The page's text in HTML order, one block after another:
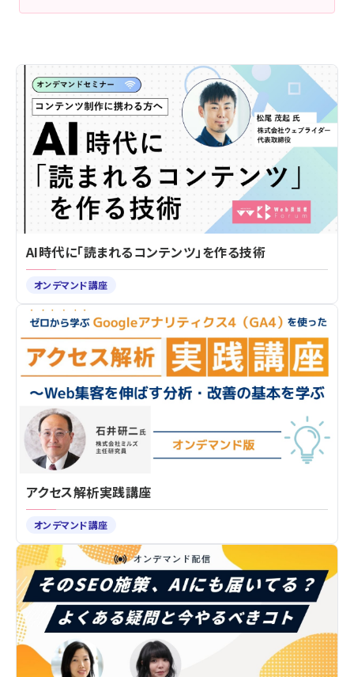
AI時代に「読まれるコンテンツ」を作る技術
オンデマンド講座
アクセス解析実践講座
オンデマンド講座